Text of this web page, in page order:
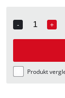
-
Quantity
+
Produkt